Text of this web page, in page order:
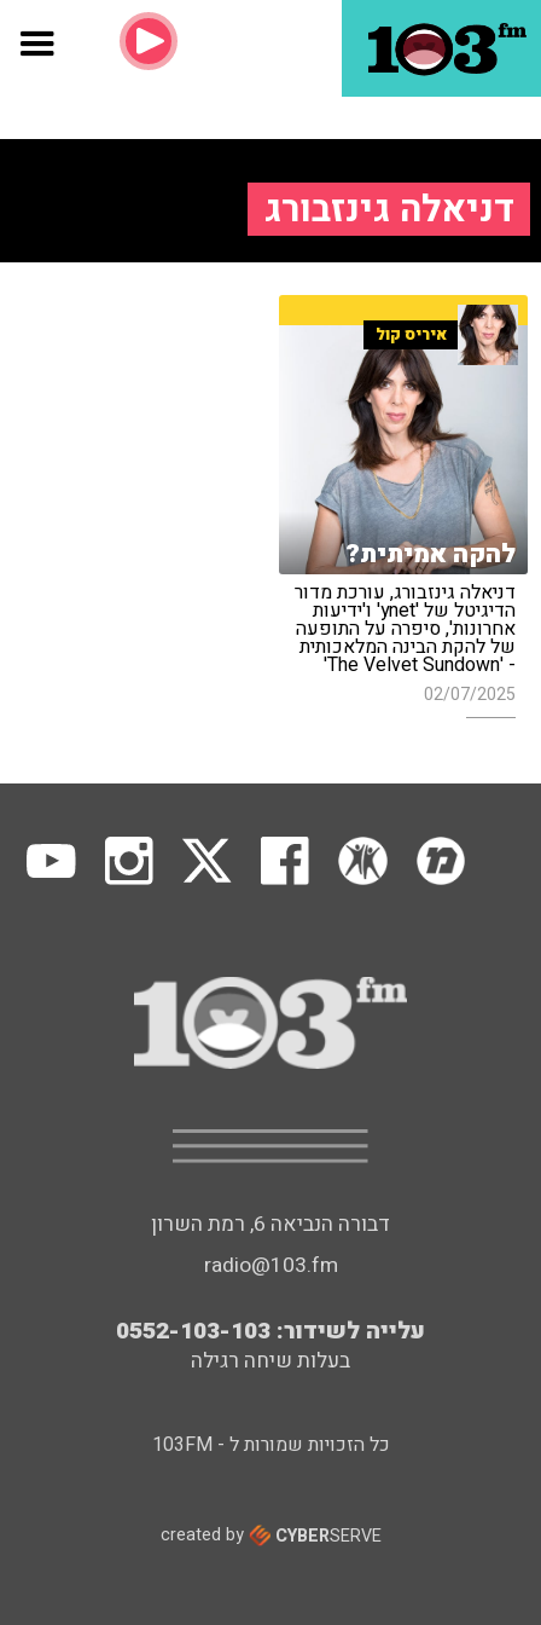
דניאלה גינזבורג
איריס קול
להקה אמיתית?
דניאלה גינזבורג, עורכת מדור
הדיגיטל של 'ynet' ו'ידיעות
אחרונות', סיפרה על התופעה
של להקת הבינה המלאכותית
- 'The Velvet Sundown'
02/07/2025
דבורה הנביאה 6, רמת השרון
radio@103.fm
עלייה לשידור: 0552-103-103
בעלות שיחה רגילה
כל הזכויות שמורות ל - 103FM
created by CYBERSERVE